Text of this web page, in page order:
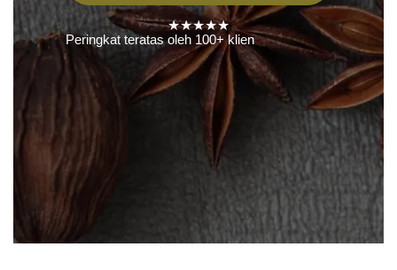
★★★★★
Peringkat teratas oleh 100+ klien